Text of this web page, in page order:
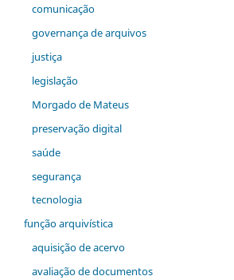
comunicação
governança de arquivos
justiça
legislação
Morgado de Mateus
preservação digital
saúde
segurança
tecnologia
função arquivística
aquisição de acervo
avaliação de documentos